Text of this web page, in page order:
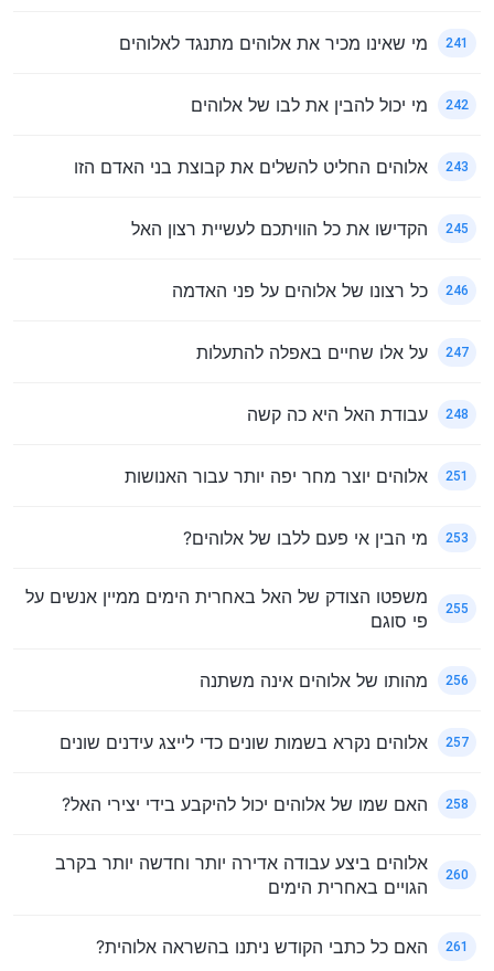
241 מי שאינו מכיר את אלוהים מתנגד לאלוהים
242 מי יכול להבין את לבו של אלוהים
243 אלוהים החליט להשלים את קבוצת בני האדם הזו
245 הקדישו את כל הוויתכם לעשיית רצון האל
246 כל רצונו של אלוהים על פני האדמה
247 על אלו שחיים באפלה להתעלות
248 עבודת האל היא כה קשה
251 אלוהים יוצר מחר יפה יותר עבור האנושות
253 מי הבין אי פעם ללבו של אלוהים?
255
משפטו הצודק של האל באחרית הימים ממיין אנשים על
פי סוגם
256 מהותו של אלוהים אינה משתנה
257 אלוהים נקרא בשמות שונים כדי לייצג עידנים שונים
258 האם שמו של אלוהים יכול להיקבע בידי יצירי האל?
260
אלוהים ביצע עבודה אדירה יותר וחדשה יותר בקרב
הגויים באחרית הימים
261 האם כל כתבי הקודש ניתנו בהשראה אלוהית?